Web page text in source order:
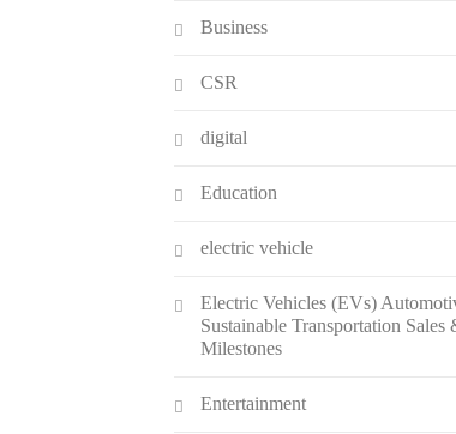
Business
CSR
digital
Education
electric vehicle
Electric Vehicles (EVs)
Sustainable Transportation Sales
Milestones
Entertainment